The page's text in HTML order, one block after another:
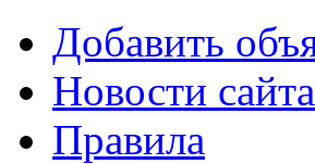
Добавить
Новости сайта
Правила